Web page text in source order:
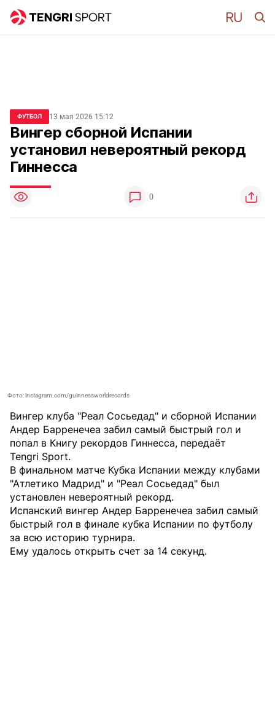
ФУТБОЛ 13 мая 2026 15:12
Вингер сборной Испании
установил невероятный рекорд
Гиннесса
0
Фото: instagram.com/guinnessworldrecords
Вингер клуба "Реал Сосьедад" и сборной Испании
Андер Барренечеа забил самый быстрый гол и
попал в Книгу рекордов Гиннесса, передаёт
Tengri Sport.
В финальном матче Кубка Испании между клубами
"Атлетико Мадрид" и "Реал Сосьедад" был
установлен невероятный рекорд.
Испанский вингер Андер Барренечеа забил самый
быстрый гол в финале кубка Испании по футболу
за всю историю турнира.
Ему удалось открыть счет за 14 секунд.